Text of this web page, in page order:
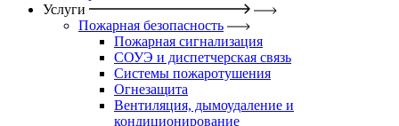
Услуги
Пожарная безопасность
Пожарная сигнализация
СОУЭ и диспетчерская связь
Системы пожаротушения
Огнезащита
Вентиляция, дымоудаление и
кондиционирование